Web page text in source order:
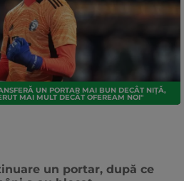
UN PORTAR MAI BUN DECÂT NIȚĂ,
MAI MULT DECÂT OFEREAM NOI"
un portar, după ce